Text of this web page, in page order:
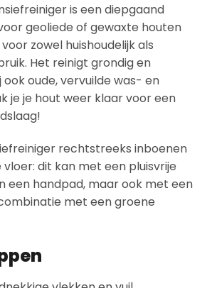
is een diepgaand
geoliede of gewaxte houten
zowel huishoudelijk als
Het reinigt grondig en
oude, vervuilde was- en
je je hout weer klaar voor een
rechtstreeks inboenen
dit kan met een pluisvrije
een handpad, maar ook met een
met een groene